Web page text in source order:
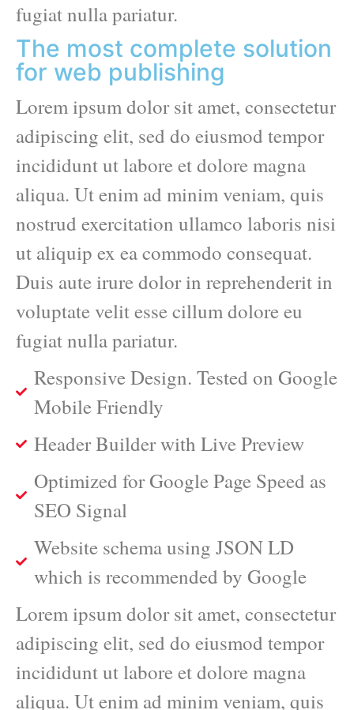
fugiat nulla pariatur.
The most complete solution
for web publishing
Lorem ipsum dolor sit amet, consectetur
adipiscing elit, sed do eiusmod tempor
incididunt ut labore et dolore magna
aliqua. Ut enim ad minim veniam, quis
nostrud exercitation ullamco laboris nisi
ut aliquip ex ea commodo consequat.
Duis aute irure dolor in reprehenderit in
voluptate velit esse cillum dolore eu
fugiat nulla pariatur.
Responsive Design. Tested on Google
Mobile Friendly
Header Builder with Live Preview
Optimized for Google Page Speed as
SEO Signal
Website schema using JSON LD
which is recommended by Google
Lorem ipsum dolor sit amet, consectetur
adipiscing elit, sed do eiusmod tempor
incididunt ut labore et dolore magna
aliqua. Ut enim ad minim veniam, quis